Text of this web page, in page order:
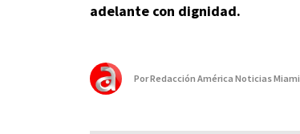
adelante con dignidad.
PorRedacción América Noticias Miami